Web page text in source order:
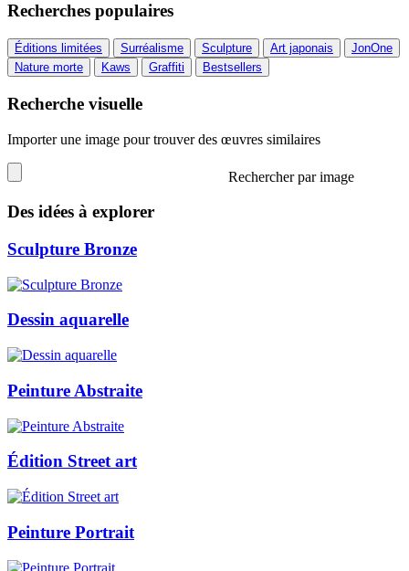
Recherches populaires
Éditions limitées Surréalisme Sculpture Art japonais
JonOne
Nature morte
Kaws Graffiti Bestsellers
Recherche visuelle
Importer une image pour trouver des œuvres similaires
Rechercher par image
Des idées à explorer
Sculpture Bronze
Dessin aquarelle
Peinture Abstraite
Édition Street art
Peinture Portrait